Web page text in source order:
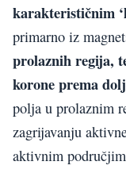
karakterističnim
primarno iz
prolaznih regija,
korone prema
polja u prolaznim
zagrijavanju
aktivnim